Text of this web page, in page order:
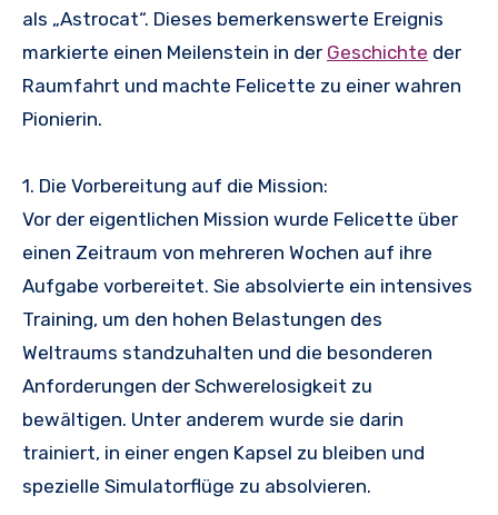
als „Astrocat“. Dieses bemerkenswerte Ereignis
markierte einen Meilenstein in der Geschichte der
Raumfahrt und machte Felicette zu einer wahren
Pionierin.
1. Die Vorbereitung auf die Mission:
Vor der eigentlichen Mission wurde Felicette über
einen Zeitraum von mehreren Wochen auf ihre
Aufgabe vorbereitet. Sie absolvierte ein intensives
Training, um den hohen Belastungen des
Weltraums standzuhalten und die besonderen
Anforderungen der Schwerelosigkeit zu
bewältigen. Unter anderem wurde sie darin
trainiert, in einer engen Kapsel zu bleiben und
spezielle Simulatorflüge zu absolvieren.